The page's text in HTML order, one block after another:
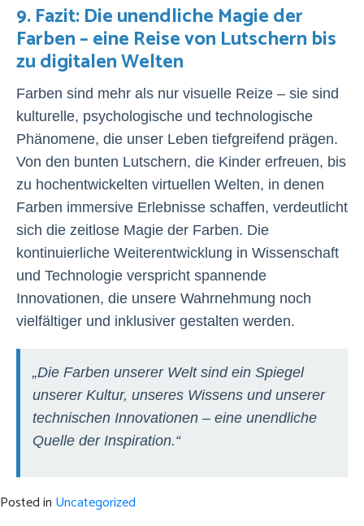
9. Fazit: Die unendliche Magie der
Farben – eine Reise von Lutschern bis
zu digitalen Welten
Farben sind mehr als nur visuelle Reize – sie sind
kulturelle, psychologische und technologische
Phänomene, die unser Leben tiefgreifend prägen.
Von den bunten Lutschern, die Kinder erfreuen, bis
zu hochentwickelten virtuellen Welten, in denen
Farben immersive Erlebnisse schaffen, verdeutlicht
sich die zeitlose Magie der Farben. Die
kontinuierliche Weiterentwicklung in Wissenschaft
und Technologie verspricht spannende
Innovationen, die unsere Wahrnehmung noch
vielfältiger und inklusiver gestalten werden.
„Die Farben unserer Welt sind ein Spiegel
unserer Kultur, unseres Wissens und unserer
technischen Innovationen – eine unendliche
Quelle der Inspiration.“
Posted in Uncategorized